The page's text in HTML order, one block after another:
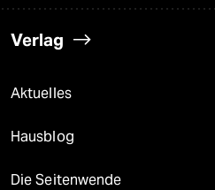
Verlag
Aktuelles
Hausblog
Die Seitenwende